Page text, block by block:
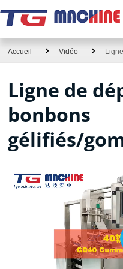
Accueil Vidéo
Ligne de
bonbons
gélifiés/